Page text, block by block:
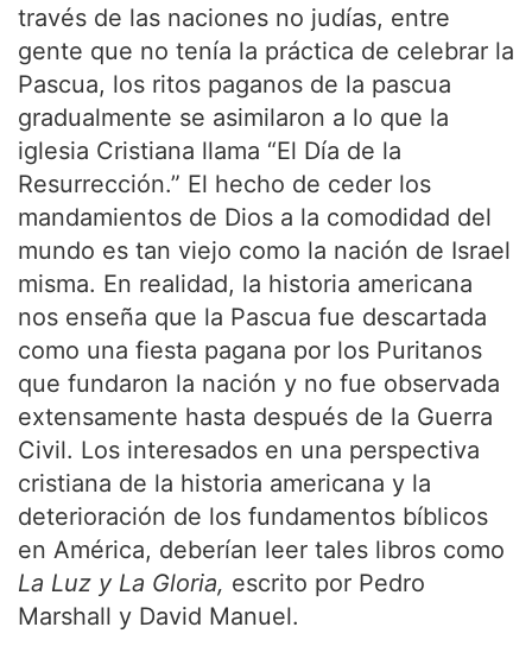
través de las naciones no judías, entre
gente que no tenía la práctica de celebrar la
Pascua, los ritos paganos de la pascua
gradualmente se asimilaron a lo que la
iglesia Cristiana llama “El Día de la
Resurrección.” El hecho de ceder los
mandamientos de Dios a la comodidad del
mundo es tan viejo como la nación de Israel
misma. En realidad, la historia americana
nos enseña que la Pascua fue descartada
como una fiesta pagana por los Puritanos
que fundaron la nación y no fue observada
extensamente hasta después de la Guerra
Civil. Los interesados en una perspectiva
cristiana de la historia americana y la
deterioración de los fundamentos bíblicos
en América, deberían leer tales libros como
La Luz y La Gloria, escrito por Pedro
Marshall y David Manuel.